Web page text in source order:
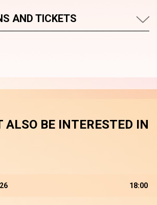
AND TICKETS
ALSO BE INTERESTED IN
18:00